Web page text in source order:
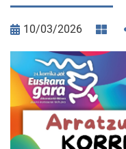
10/03/2026